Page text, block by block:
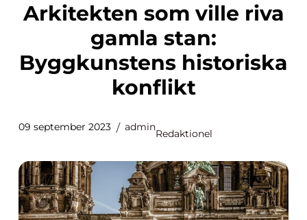
Arkitekten som ville riva
gamla stan:
Byggkunstens historiska
konflikt
09 september 2023 admin
Redaktionel